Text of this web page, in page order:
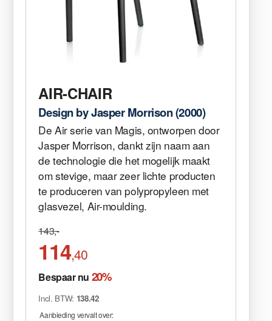
AIR-CHAIR
Design by Jasper Morrison (2000)
De Air serie van Magis, ontworpen door
Jasper Morrison, dankt zijn naam aan
de technologie die het mogelijk maakt
om stevige, maar zeer lichte producten
te produceren van polypropyleen met
glasvezel, Air-moulding.
143,-
114,40
Bespaar nu 20%
Incl. BTW: 138.42
Aanbieding vervalt over: